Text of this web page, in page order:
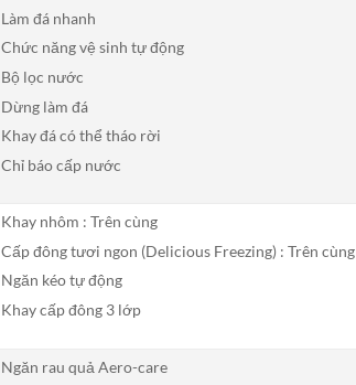
Làm đá nhanh
Chức năng vệ sinh tự động
Bộ lọc nước
Dừng làm đá
Khay đá có thể tháo rời
Chỉ báo cấp nước
Khay nhôm : Trên cùng
Cấp đông tươi ngon (Delicious Freezing) : Trên cùng
Ngăn kéo tự động
Khay cấp đông 3 lớp
Ngăn rau quả Aero-care